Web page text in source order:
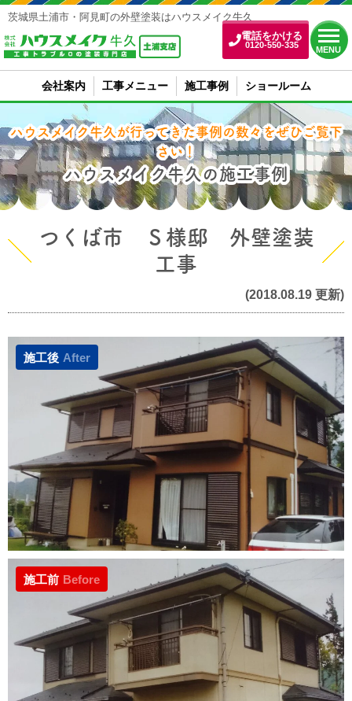
電話をかける
0120-550-335
MENU
茨城県土浦市・阿見町の外壁塗装はハウスメイク牛久
会社案内 工事メニュー 施工事例 ショールーム
ハウスメイク牛久が行ってきた事例の数々をぜひご覧下
さい！
ハウスメイク牛久の施工事例
つくば市 Ｓ様邸 外壁塗装
工事
(2018.08.19 更新)
施工後 After
施工前 Before